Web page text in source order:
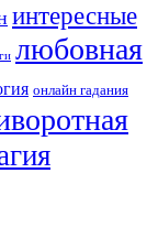
интересные
любовная
онлайн гадания